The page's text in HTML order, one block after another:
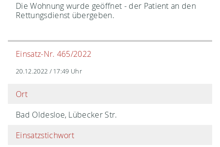
Die Wohnung wurde geöffnet - der Patient an den
Rettungsdienst übergeben.
Einsatz-Nr. 465/2022
20.12.2022 / 17:49 Uhr
Ort
Bad Oldesloe, Lübecker Str.
Einsatzstichwort